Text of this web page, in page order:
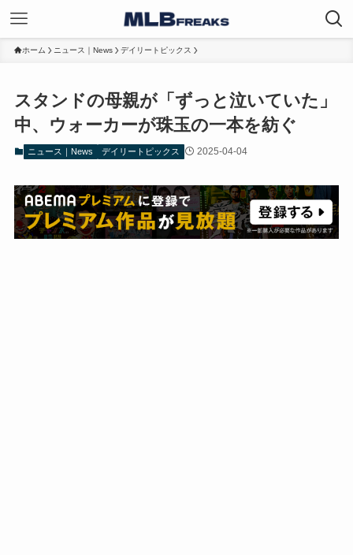
ホーム ニュース｜News デイリートピックス
スタンドの母親が「ずっと泣いていた」
中、ウォーカーが珠玉の一本を紡ぐ
ニュース｜News デイリートピックス 2025-04-04